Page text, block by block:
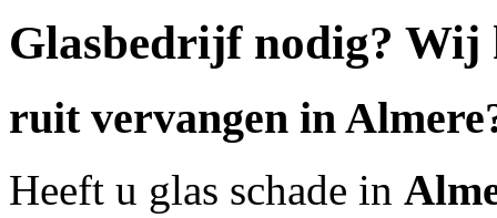
Glasbedrijf nodig? Wij
ruit vervangen inAlmere
Heeft u glas schade in